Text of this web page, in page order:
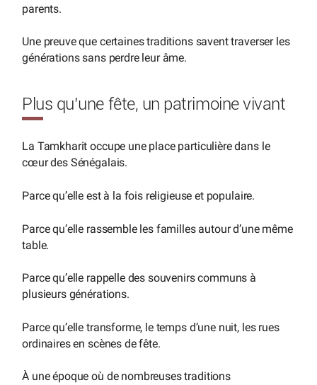
parents.
Une preuve que certaines traditions savent traverser les
générations sans perdre leur âme.
Plus qu’une fête, un patrimoine vivant
La Tamkharit occupe une place particulière dans le
cœur des Sénégalais.
Parce qu’elle est à la fois religieuse et populaire.
Parce qu’elle rassemble les familles autour d’une même
table.
Parce qu’elle rappelle des souvenirs communs à
plusieurs générations.
Parce qu’elle transforme, le temps d’une nuit, les rues
ordinaires en scènes de fête.
À une époque où de nombreuses traditions